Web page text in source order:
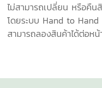
ไม่สามารถเปลี่ยน หรือคืน
โดยระบบ Hand to
สามารถลองสินค้าได้ต่อห